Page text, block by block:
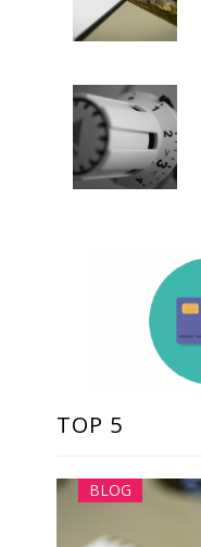
TOP 5
BLOG